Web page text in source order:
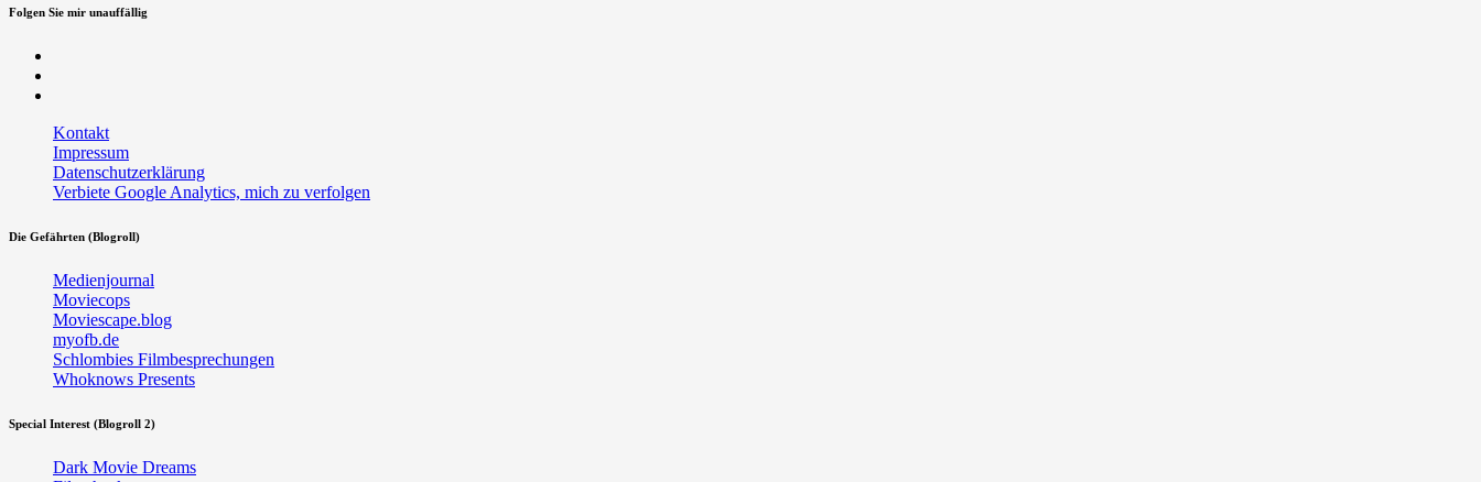
Folgen Sie mir unauffällig
Kontakt
Impressum
Datenschutzerklärung
Verbiete Google Analytics, mich zu verfolgen
Die Gefährten (Blogroll)
Medienjournal
Moviecops
Moviescape.blog
myofb.de
Schlombies Filmbesprechungen
Whoknows Presents
Special Interest (Blogroll 2)
Dark Movie Dreams